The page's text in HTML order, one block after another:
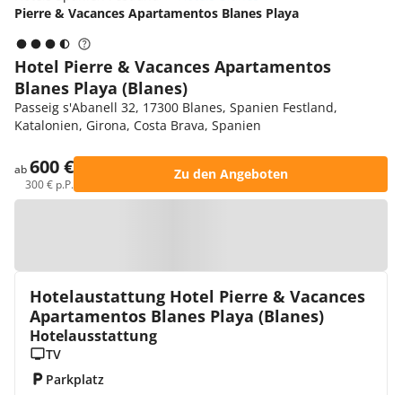
Pierre & Vacances Apartamentos Blanes Playa
Hotel Pierre & Vacances Apartamentos
Blanes Playa (Blanes)
Passeig s'Abanell 32, 17300 Blanes, Spanien Festland,
Katalonien, Girona, Costa Brava, Spanien
ab600 €
300 € p.P.
Zu den Angeboten
Hotelaustattung Hotel Pierre & Vacances
Apartamentos Blanes Playa (Blanes)
Hotelausstattung
TV
Parkplatz